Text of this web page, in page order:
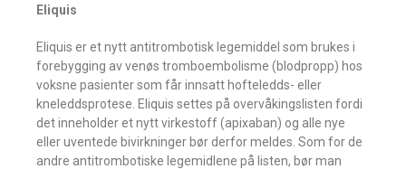
Eliquis
Eliquis er et nytt antitrombotisk legemiddel som brukes i
forebygging av venøs tromboembolisme (blodpropp) hos
voksne pasienter som får innsatt hofteledds- eller
kneleddsprotese. Eliquis settes på overvåkingslisten fordi
det inneholder et nytt virkestoff (apixaban) og alle nye
eller uventede bivirkninger bør derfor meldes. Som for de
andre antitrombotiske legemidlene på listen, bør man